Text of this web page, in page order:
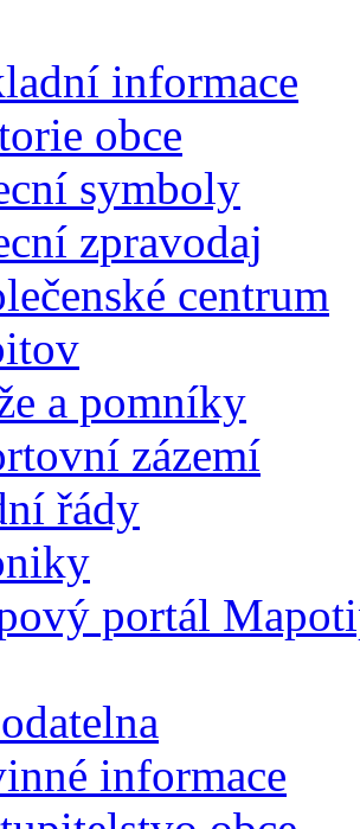
informace
obce
symboly
zpravodaj
centrum
a pomníky
zázemí
řády
portál
informace